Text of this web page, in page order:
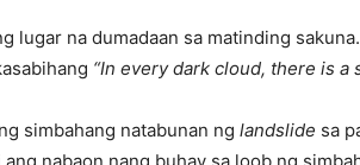
lugar na dumadaan sa matinding
“In every dark cloud, there is a
simbahang natabunan ng landslide sa
nabaon nang buhay sa loob ng